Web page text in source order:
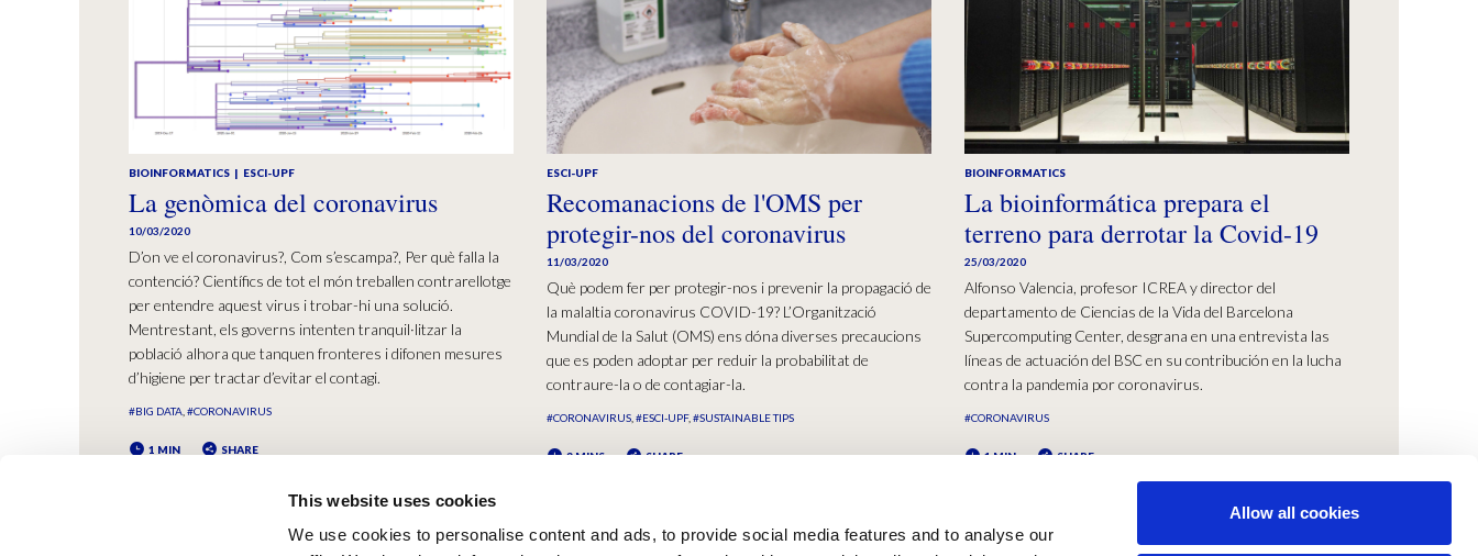
This website uses cookies
We use cookies to personalise content and ads, to provide social media features and to analyse our
Allow all cookies
BIOINFORMATICS ESCI-UPF
La genòmica del coronavirus
10/03/2020
D’on ve el coronavirus?, Com s’escampa?, Per què falla la
contenció? Científics de tot el món treballen contrarellotge
per entendre aquest virus i trobar-hi una solució.
Mentrestant, els governs intenten tranquil·litzar la
població alhora que tanquen fronteres i difonen mesures
d’higiene per tractar d’evitar el contagi.
#BIG DATA #CORONAVIRUS
1 MIN SHARE
ESCI-UPF
Recomanacions de l'OMS per
protegir-nos del coronavirus
11/03/2020
Què podem fer per protegir-nos i prevenir la propagació de
la malaltia coronavirus COVID-19? L’Organització
Mundial de la Salut (OMS) ens dóna diverses precaucions
que es poden adoptar per reduir la probabilitat de
contraure-la o de contagiar-la.
#CORONAVIRUS #ESCI-UPF #SUSTAINABLE TIPS
2 MINS SHARE
BIOINFORMATICS
La bioinformática prepara el
terreno para derrotar la Covid-19
25/03/2020
Alfonso Valencia, profesor ICREA y director del
departamento de Ciencias de la Vida del Barcelona
Supercomputing Center, desgrana en una entrevista las
líneas de actuación del BSC en su contribución en la lucha
contra la pandemia por coronavirus.
#CORONAVIRUS
1 MIN SHARE